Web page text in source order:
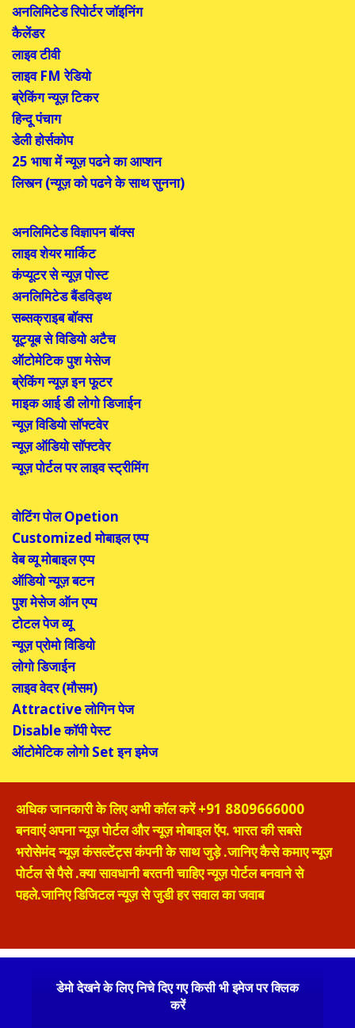
अनलिमिटेड रिपोर्टर जॉइनिंग
कैलेंडर
लाइव टीवी
लाइवFMरेडियो
ब्रेकिंग न्यूज़ टिकर
हिन्दू पंचाग
डेली होर्सकोप
25 भाषा में न्यूज़ पढने का आप्शन
लिस्त्न (न्यूज़ को पढने के साथ सुनना)
अनलिमिटेड विज्ञापन बॉक्स
लाइव शेयर मार्किट
कंप्यूटरसे न्यूज़ पोस्ट
अनलिमिटेड बैंडविड्थ
सब्सक्राइब बॉक्स
यूट्यूब से विडियो अटैच
ऑटोमेटिक पुश मेसेज
ब्रेकिंग न्यूज़ इन फूटर
माइक आई डी लोगो डिजाईन
न्यूज़ विडियो सॉफ्टवेर
न्यूज़ ऑडियो सॉफ्टवेर
न्यूज़ पोर्टल पर लाइव स्ट्रीमिंग
वोटिंग पोलOpetion
Customizedमोबाइल एप्प
वेब व्यू मोबाइल एप्प
ऑडियो न्यूज़ बटन
पुश मेसेज ऑन एप्प
टोटल पेज व्यू
न्यूज़ प्रोमो विडियो
लोगो डिजाईन
लाइव वेदर (मौसम)
Attractiveलोगिन पेज
Disableकॉपी पेस्ट
ऑटोमेटिक लोगोSetइन इमेज
अधिक जानकारी के लिए अभी कॉल करें +91 8809666000
बनवाएं अपना न्यूज़ पोर्टल और न्यूज़ मोबाइल ऍप. भारत की सबसे
भरोसेमंद न्यूज़ कंसल्टेंट्स कंपनी के साथ जुड़े .जानिए कैसे कमाए न्यूज़
पोर्टल से पैसे .क्या सावधानी बरतनी चाहिए न्यूज़ पोर्टल बनवाने से
पहले.जानिए डिजिटल न्यूज़ से जुडी हर सवाल का जवाब
डेमो देखने के लिए निचे दिए गए किसी भी इमेज पर क्लिक
करें